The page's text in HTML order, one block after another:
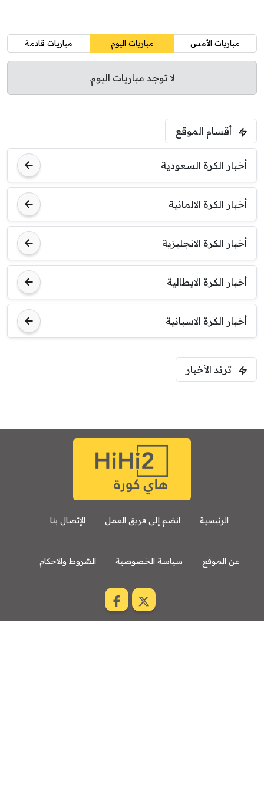
مباريات الأمس مباريات اليوم مباريات قادمة
لا توجد مباريات اليوم.
أقسام الموقع
أخبار الكرة السعودية
أخبار الكرة الالمانية
أخبار الكرة الانجليزية
أخبار الكرة الايطالية
أخبار الكرة الاسبانية
ترند الأخبار
الرئيسية انضم إلى فريق العمل الإتصال بنا
عن الموقع سياسة الخصوصية الشروط والاحكام